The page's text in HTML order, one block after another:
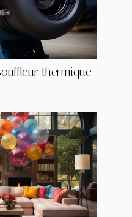
thermique